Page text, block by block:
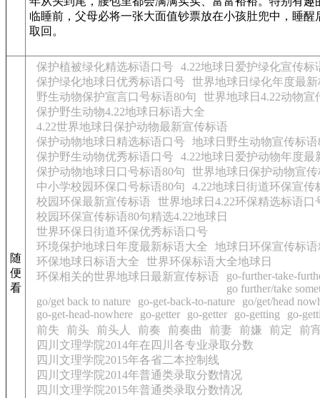
临睡前，父母必将一张大面值钞票放在小孩肚兜中，睡醒
取回。
随
便
看
保护植被绿化精选标语口号 4.22地球日爱护绿化宣传标
保护绿化地球日优秀标语口号 世界地球日绿化年度最
野生动物保护宣言口号标语80句
世界地球日4.22动物宣
保护野生动物4.22地球日标语大全
4.22世界地球日保护动物最新宣传标语
保护动物地球日精选标语口号 地球日野生动物宣传标语
保护野生动物优秀标语口号 4.22地球日爱护动物年度最
保护动物地球日口号标语80句
世界地球日保护动物宣
中小学校园环保口号标语80句
4.22地球日街道环保宣传
校园环保最新宣传标语
世界地球日4.22环保精选标语口
校园环保宣传标语80句精选4.22地球日
世界环保日街道环保优秀标语口号
环境保护地球日年度最新标语大全
地球日环保宣传标
环保地球日标语大全
世界环保标语大全地球日
环保相关的世界地球日最新宣传标语
go-further-take-
go further/take
go/get back to nature
go-get-back-to-nature
go/get/head
go-get-head-nowhere
go-getter go-getter go-getting
go-
前失
前头 前头人 前奏 前奏曲 前妻 前嫌 前定
前
四川文理学院2014年在四川各专业录取分数
四川文理学院2015年各省二本控制线
四川文理学院2014年普通类录取分数情况
四川文理学院2015年普通类录取分数情况